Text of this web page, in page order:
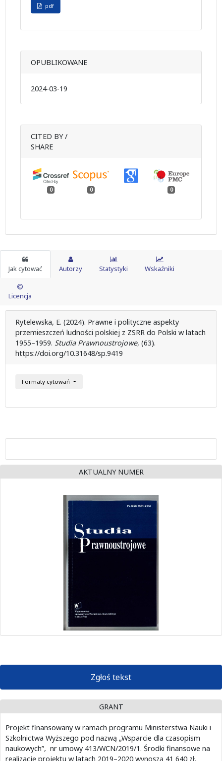
pdf
OPUBLIKOWANE
2024-03-19
CITED BY /
SHARE
0 0 0
Jak cytować Autorzy Statystyki Wskaźniki
Licencja
Rytelewska, E. (2024). Prawne i polityczne aspekty
przemieszczeń ludności polskiej z ZSRR do Polski w latach
1955–1959. Studia Prawnoustrojowe, (63).
https://doi.org/10.31648/sp.9419
Formaty cytowań
AKTUALNY NUMER
Zgłoś tekst
GRANT
Projekt finansowany w ramach programu Ministerstwa Nauki i
Szkolnictwa Wyższego pod nazwą „Wsparcie dla czasopism
naukowych”, nr umowy 413/WCN/2019/1. Środki finansowe na
realizację projektu w latach 2019–2020 wynoszą 41 640 zł.